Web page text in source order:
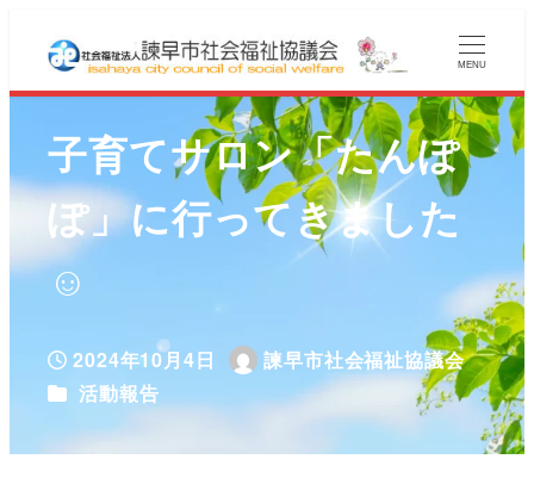
MENU
子育てサロン「たんぽ
ぽ」に行ってきました
☺
投稿日
2024年10月4日
著
者
諫早市社会福祉協議会
カテゴリー
活動報告